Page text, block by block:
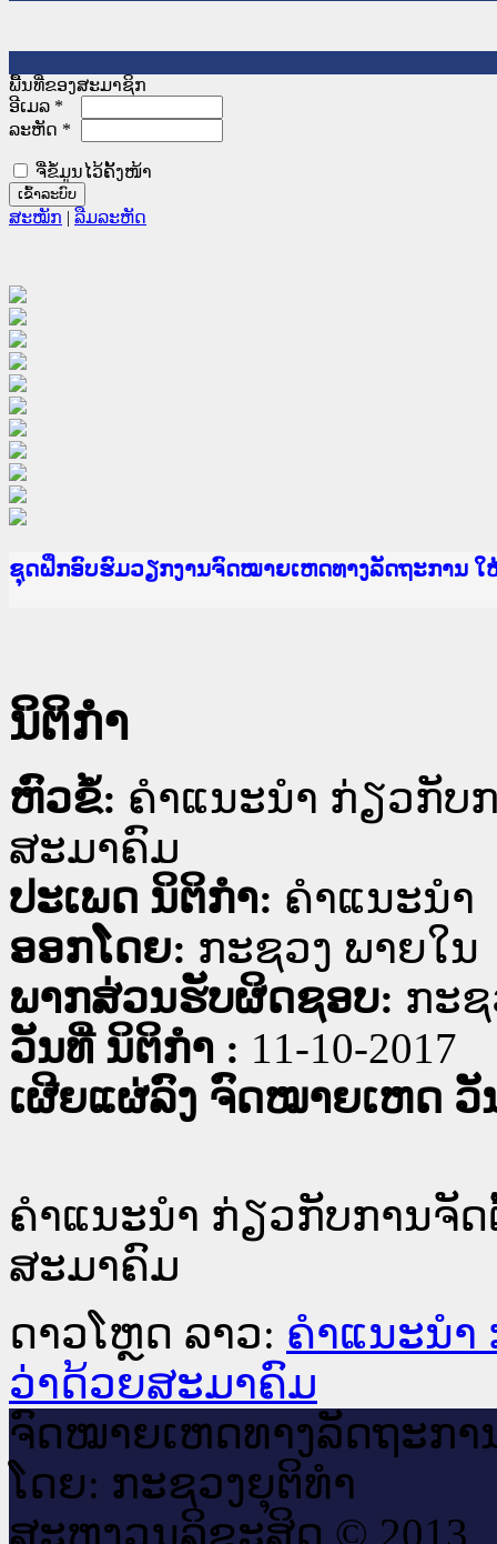
ພື້ນທີ່ຂອງສະມາຊິກ
ອີເມລ *
ລະຫັດ *
ຈື່ຂໍ້ມູນໄວ້ຄັ້ງໜ້າ
ສະໝັກ | ລືມລະຫັດ
Ministry of Justice Lao PDR
ເຜີຍແຜ່ວັບໄຊຈົດໝາຍເຫດທາງລັດຖະການ ແລະ ແອັ
ກະຊວງຍຸຕິທຳ
ຊຸດຝຶກອົບຮົມວຽກງານຈົດໝາຍເຫດທາງລັດຖະການ
ກອງປະຊຸມທົບທວນຄືນການຈັດຕັ້ງປະຕິບັດວຽກງານຈົ
ຝຶກອົບຮົມ ຜູ່ປະສານງານວຽກງານຈົດໝາຍເຫດທາງລັ
ຝຶກອົບຮົມ ຜູ່ປະສານງານວຽກງານຈົດໝາຍເຫດທາງລັ
ເຜີຍແຜ່ແອັບກົດໝາຍລາວ ແລະ ເວັບໄຊຈົດໝາຍເຫດ
ເຜີຍແຜ່ແອັບກົດໝາຍລາວ ແລະ ເວັບໄຊຈົດໝາຍເຫດ
ຍົກລະດັບວຽກງານຈົດໝາຍເຫດທາງລັດຖະການໃຫ້ຜູ້
ຊຸດຝຶກອົບຮົມວຽກງານຈົດໝາຍເຫດທາງລັດຖະການ ໃ
ນິຕິກໍາ
ຫົວຂໍ້: ຄຳແນະນຳ ກ່ຽວກັບ
ສະມາຄົມ
ປະເພດ ນິຕິກໍາ: ຄໍາແນະນໍາ
ອອກໂດຍ: ກະຊວງ ພາຍໃນ
ພາກສ່ວນຮັບຜິດຊອບ: ກະ
ວັນທີ່ ນິຕິກໍາ : 11-10-2017
ເຜີຍແຜ່ລົງ ຈົດໝາຍເຫດ ວັ
ຄຳແນະນຳ ກ່ຽວກັບການຈັ
ສະມາຄົມ
ດາວໂຫຼດ ລາວ: ຄຳແນະນຳ
ວ່າດ້ວຍສະມາຄົມ
ຈົດ​ໝາຍ​ເຫດ​ທາງ​ລັດ​ຖະ​ກາ
ໂດຍ: ກະ​ຊວງຍຸ​ຕິ​ທຳ
ສະ​ຫງວນ​ລິ​ຂະ​ສິດ © 2013